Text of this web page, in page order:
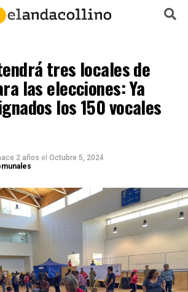
tres locales de
las elecciones: Ya
los 150 vocales
2 años el Octubre 5, 2024